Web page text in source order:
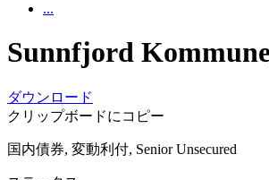
...
Sunnfjord
ダウンロード
クリップボードにコピー
国内債券, 変動利付, Senior Unsecured